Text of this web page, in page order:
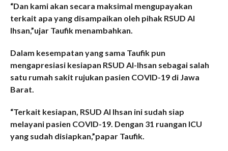
“Dan kami akan secara maksimal mengupayakan
terkait apa yang disampaikan oleh pihak RSUD Al
Ihsan,”ujar Taufik menambahkan.
Dalam kesempatan yang sama Taufik pun
mengapresiasi kesiapan RSUD Al-Ihsan sebagai salah
satu rumah sakit rujukan pasien COVID-19 di Jawa
Barat.
“Terkait kesiapan, RSUD Al Ihsan ini sudah siap
melayani pasien COVID-19. Dengan 31 ruangan ICU
yang sudah disiapkan,”papar Taufik.